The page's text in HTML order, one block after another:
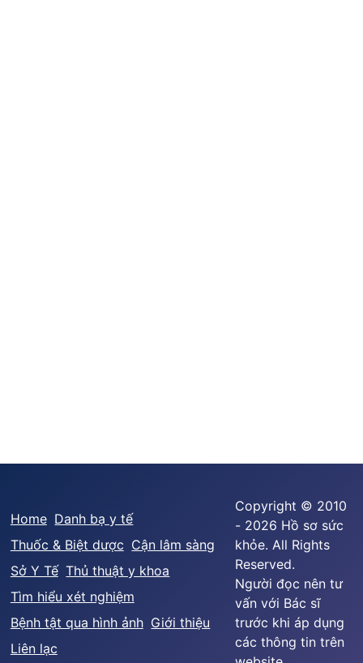
Home Danh bạ y tế
Thuốc & Biệt dược Cận lâm sàng
Sở Y Tế Thủ thuật y khoa
Tìm hiểu xét nghiệm
Bệnh tật qua hình ảnh Giới thiệu
Liên lạc
Copyright © 2010
- 2026 Hồ sơ sức
khỏe. All Rights
Reserved.
Người đọc nên tư
vấn với Bác sĩ
trước khi áp dụng
các thông tin trên